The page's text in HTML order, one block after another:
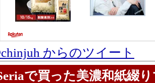
からのツイート
で買った美濃和紙綴